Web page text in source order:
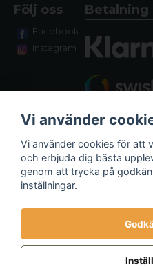
Följ oss
Facebook
Instagram
Betalning
Fraktalternativ
Vi använder
Vi använder cookies för att
och erbjuda dig bästa
genom att trycka på
inställningar.